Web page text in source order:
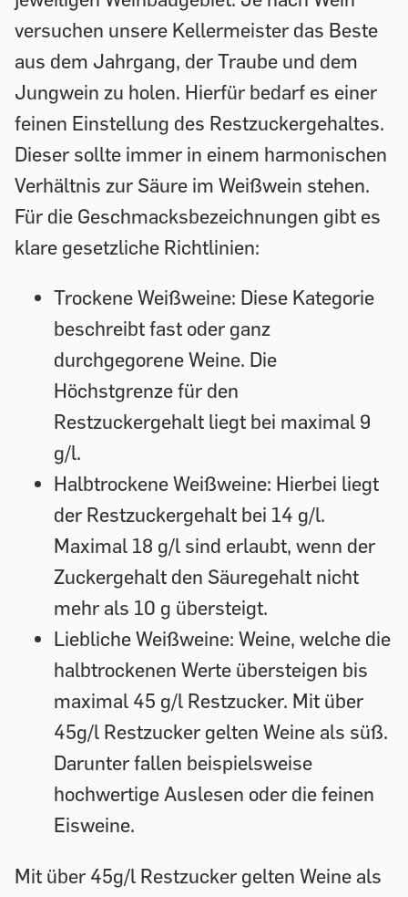
versuchen unsere Kellermeister das Beste
aus dem Jahrgang, der Traube und dem
Jungwein zu holen. Hierfür bedarf es einer
feinen Einstellung des Restzuckergehaltes.
Dieser sollte immer in einem harmonischen
Verhältnis zur Säure im Weißwein stehen.
Für die Geschmacksbezeichnungen gibt es
klare gesetzliche Richtlinien:
Trockene Weißweine: Diese Kategorie
beschreibt fast oder ganz
durchgegorene Weine. Die
Höchstgrenze für den
Restzuckergehalt liegt bei maximal 9
g/l.
Halbtrockene Weißweine: Hierbei liegt
der Restzuckergehalt bei 14 g/l.
Maximal 18 g/l sind erlaubt, wenn der
Zuckergehalt den Säuregehalt nicht
mehr als 10 g übersteigt.
Liebliche Weißweine: Weine, welche die
halbtrockenen Werte übersteigen bis
maximal 45 g/l Restzucker. Mit über
45g/l Restzucker gelten Weine als süß.
Darunter fallen beispielsweise
hochwertige Auslesen oder die feinen
Eisweine.
Mit über 45g/l Restzucker gelten Weine als